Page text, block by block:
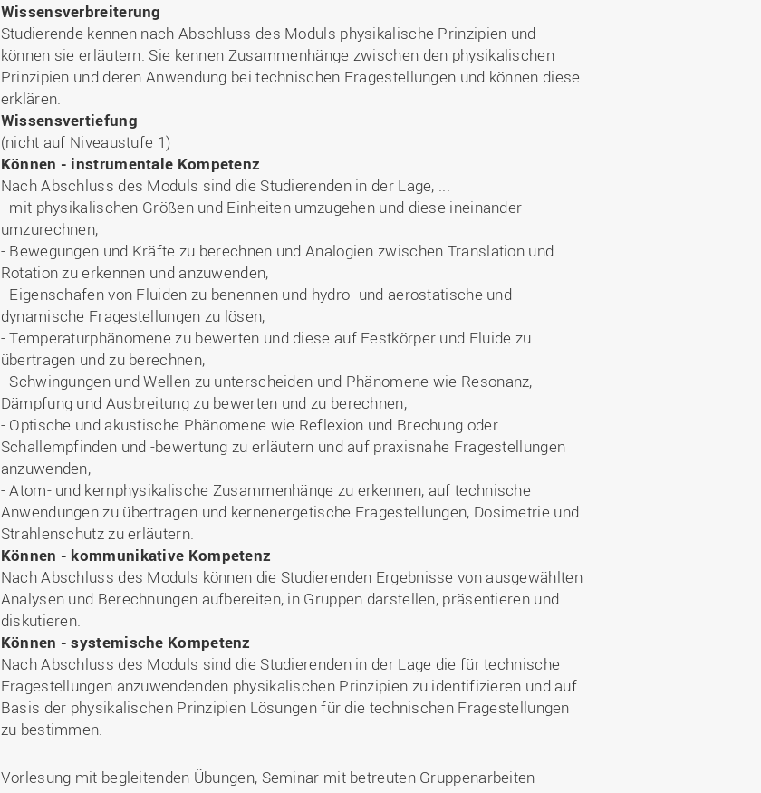
Wissensverbreiterung
Studierende kennen nach Abschluss des Moduls physikalische Prinzipien und
können sie erläutern. Sie kennen Zusammenhänge zwischen den physikalischen
Prinzipien und deren Anwendung bei technischen Fragestellungen und können diese
erklären.
Wissensvertiefung
(nicht auf Niveaustufe 1)
Können - instrumentale Kompetenz
Nach Abschluss des Moduls sind die Studierenden in der Lage, ...
- mit physikalischen Größen und Einheiten umzugehen und diese ineinander
umzurechnen,
- Bewegungen und Kräfte zu berechnen und Analogien zwischen Translation und
Rotation zu erkennen und anzuwenden,
- Eigenschafen von Fluiden zu benennen und hydro- und aerostatische und -
dynamische Fragestellungen zu lösen,
- Temperaturphänomene zu bewerten und diese auf Festkörper und Fluide zu
übertragen und zu berechnen,
- Schwingungen und Wellen zu unterscheiden und Phänomene wie Resonanz,
Dämpfung und Ausbreitung zu bewerten und zu berechnen,
- Optische und akustische Phänomene wie Reflexion und Brechung oder
Schallempfinden und -bewertung zu erläutern und auf praxisnahe Fragestellungen
anzuwenden,
- Atom- und kernphysikalische Zusammenhänge zu erkennen, auf technische
Anwendungen zu übertragen und kernenergetische Fragestellungen, Dosimetrie und
Strahlenschutz zu erläutern.
Können - kommunikative Kompetenz
Nach Abschluss des Moduls können die Studierenden Ergebnisse von ausgewählten
Analysen und Berechnungen aufbereiten, in Gruppen darstellen, präsentieren und
diskutieren.
Können - systemische Kompetenz
Nach Abschluss des Moduls sind die Studierenden in der Lage die für technische
Fragestellungen anzuwendenden physikalischen Prinzipien zu identifizieren und auf
Basis der physikalischen Prinzipien Lösungen für die technischen Fragestellungen
zu bestimmen.
Vorlesung mit begleitenden Übungen, Seminar mit betreuten Gruppenarbeiten